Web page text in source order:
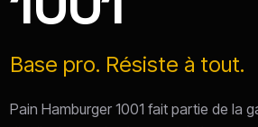
Base pro. Résiste à tout.
Pain Hamburger 1001 fait partie de la